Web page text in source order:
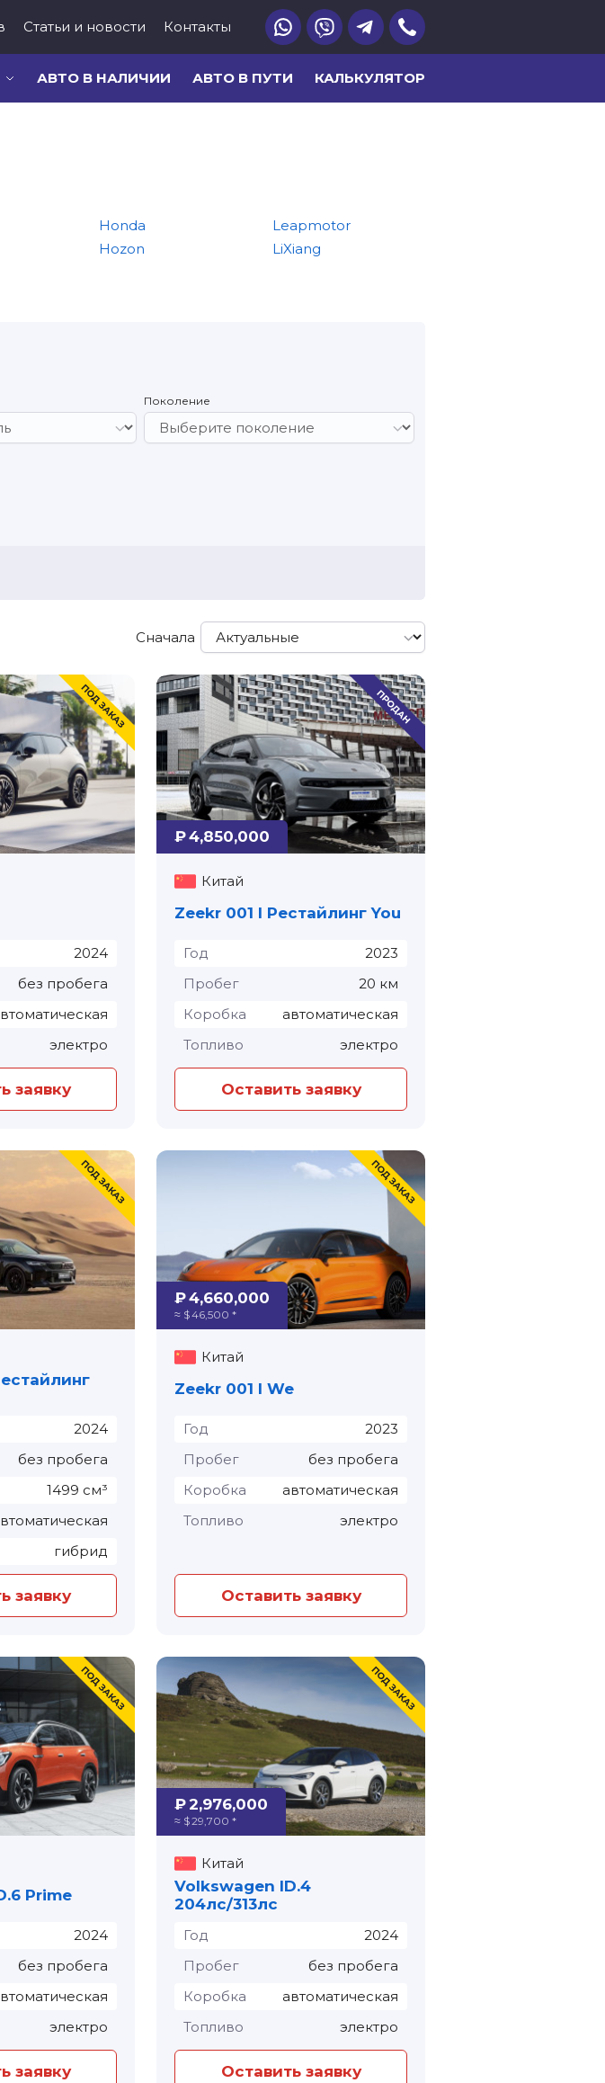
Статьи и новости Контакты
АВТО В НАЛИЧИИ АВТО В ПУТИ КАЛЬКУЛЯТОР
Honda
Hozon
Leapmotor
LiXiang
Поколение
Сначала
2024
без пробега
электро
заявку
₽ 4,850,000
Китай
Zeekr 001 I Рестайлинг You
Год
2023
Пробег
20 км
Коробка
автоматическая
Топливо
электро
Оставить заявку
2024
без пробега
1499 см³
гибрид
заявку
₽ 4,660,000
≈ $ 46,500 *
Китай
Zeekr 001 I We
Год
2023
Пробег
без пробега
Коробка
автоматическая
Топливо
электро
Оставить заявку
Volkswagen ID.6 Prime
2024
без пробега
электро
заявку
₽ 2,976,000
≈ $ 29,700 *
Китай
Volkswagen ID.4
204лс/313лс
Год
2024
Пробег
без пробега
Коробка
автоматическая
Топливо
электро
Оставить заявку